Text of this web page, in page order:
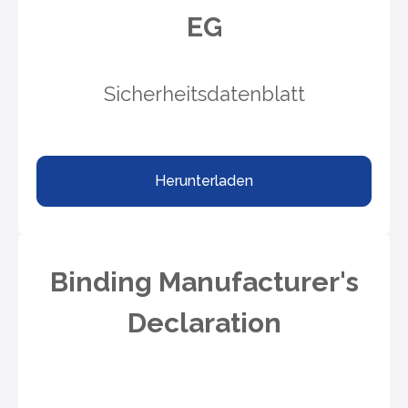
EG
Sicherheitsdatenblatt
Herunterladen
Binding Manufacturer's
Declaration